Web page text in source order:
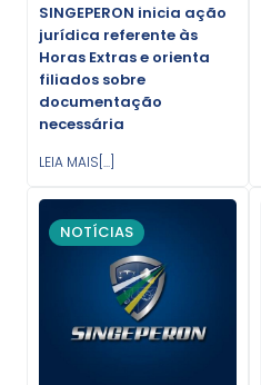
SINGEPERON inicia ação
jurídica referente às
Horas Extras e orienta
filiados sobre
documentação
necessária
LEIA MAIS[...]
NOTÍCIAS